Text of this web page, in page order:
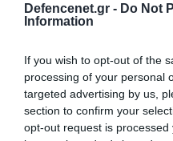
Defencenet.gr - Do Not
Information
If you wish to opt-out of the
processing of your personal
targeted advertising by us,
section to confirm your
opt-out request is
ΠΟΛΙΤΙΚΗ